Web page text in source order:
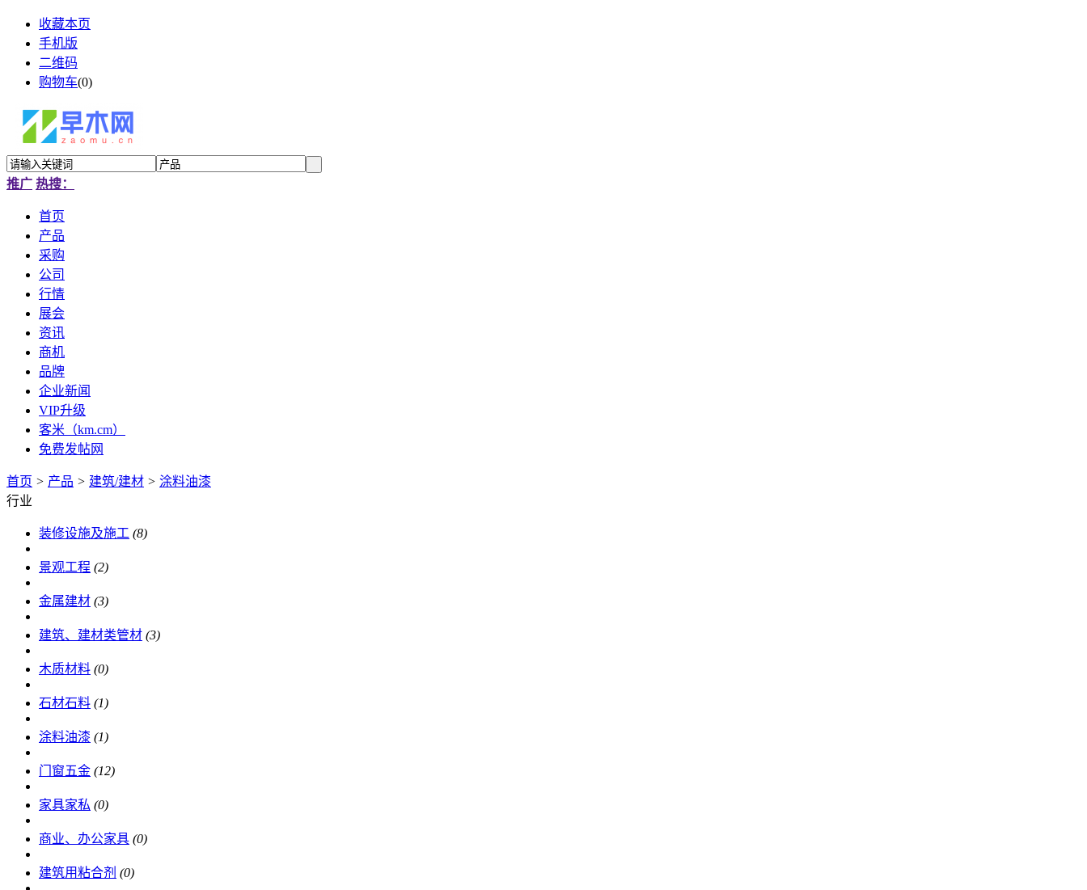
收藏本页
手机版
二维码
购物车(0)
推广 热搜：
首页
产品
采购
公司
行情
展会
资讯
商机
品牌
企业新闻
VIP升级
客米（km.cm）
免费发帖网
首页 > 产品 > 建筑/建材 > 涂料油漆
行业
装修设施及施工 (8)
景观工程 (2)
金属建材 (3)
建筑、建材类管材 (3)
木质材料 (0)
石材石料 (1)
涂料油漆 (1)
门窗五金 (12)
家具家私 (0)
商业、办公家具 (0)
建筑用粘合剂 (0)